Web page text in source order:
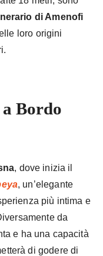
di Amenofi
loro origini
Bordo
, dove inizia il
, un’elegante
più intima e
da
e ha una capacità
di godere di